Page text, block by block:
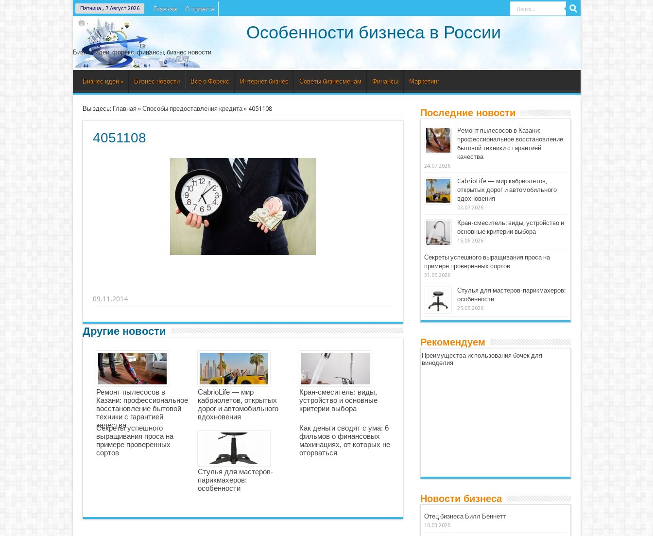
Пятница , 7 Август 2026 Главная О проекте
Особенности бизнеса в России
Бизнес идеи, форекс, финансы, бизнес новости
Бизнес идеи » Бизнес новости Все о Форекс Интернет бизнес Советы бизнесменам Финансы Маркетинг
Вы здесь: Главная» Способы предоставления кредита» 4051108
4051108
09.11.2014
Другие новости
Ремонт пылесосов в
Казани: профессиональное
восстановление бытовой
техники с гарантией
качества
CabrioLife — мир
кабриолетов, открытых
дорог и автомобильного
вдохновения
Кран-смеситель: виды,
устройство и основные
критерии выбора
Секреты успешного
выращивания проса на
примере проверенных
сортов
Стулья для мастеров-
парикмахеров:
особенности
Как деньги сводят с ума: 6
фильмов о финансовых
махинациях, от которых не
оторваться
Последние новости
Ремонт пылесосов в Казани:
профессиональное восстановление
бытовой техники с гарантией
качества
24.07.2026
CabrioLife — мир кабриолетов,
открытых дорог и автомобильного
вдохновения
03.07.2026
Кран-смеситель: виды, устройство и
основные критерии выбора
15.06.2026
Секреты успешного выращивания проса на
примере проверенных сортов
31.05.2026
Стулья для мастеров-парикмахеров:
особенности
25.05.2026
Рекомендуем
Преимущества использования бочек для
виноделия
Новости бизнеса
Отец бизнеса Билл Беннетт
10.03.2020